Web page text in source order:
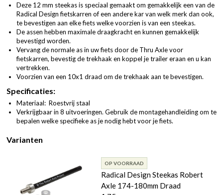
Deze 12 mm steekas is speciaal gemaakt om gemakkelijk een van de
Radical Design fietskarren of een andere kar van welk merk dan ook,
te bevestigen aan elke fiets welke voorzien is van een steekas.
De assen hebben maximale draagkracht en kunnen gemakkelijk
bevestigd worden.
Vervang de normale as in uw fiets door de Thru Axle voor
fietskarren, bevestig de trekhaak en koppel je trailer eraan en u kan
vertrekken.
Voorzien van een 10x1 draad om de trekhaak aan te bevestigen.
Specificaties:
Materiaal: Roestvrij staal
Verkrijgbaar in 8 uitvoeringen. Gebruik de montagehandleiding om te
bepalen welke specifieke as je nodig hebt voor je fiets.
Varianten
OP VOORRAAD
Radical Design Steekas Robert
Axle 174-180mm Draad